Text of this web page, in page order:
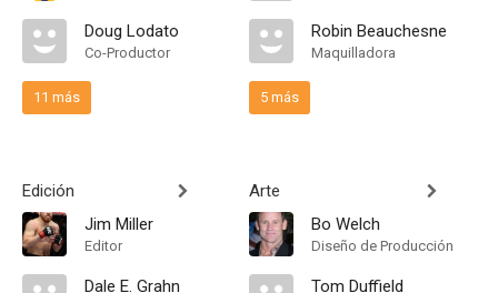
Doug Lodato
Co-Productor
11 más
Edición
Jim Miller
Editor
Dale E. Grahn
Robin Beauchesne
Maquilladora
5 más
Arte
Bo Welch
Diseño de Producción
Tom Duffield